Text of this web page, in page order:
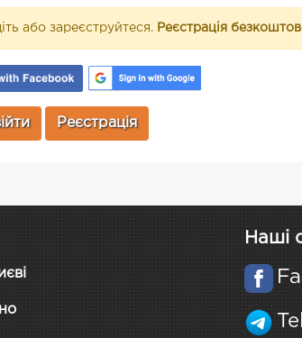
або зареєструйтеся. Реєстрація
Реєстрація
Наші